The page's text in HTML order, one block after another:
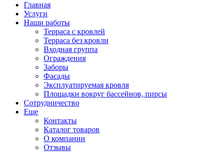
Главная
Услуги
Наши работы
Терраса с кровлей
Терраса без кровли
Входная группа
Ограждения
Заборы
Фасады
Эксплуатируемая кровля
Площадки вокруг бассейнов, пирсы
Сотрудничество
Еще
Контакты
Каталог товаров
О компании
Отзывы